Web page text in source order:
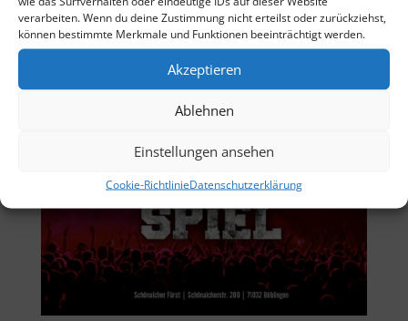
verarbeiten. Wenn du deine Zustimmung nicht erteilst oder zurückziehst,
können bestimmte Merkmale und Funktionen beeinträchtigt werden.
Akzeptieren
Ablehnen
Einstellungen ansehen
Cookie-RichtlinieDatenschutzerklärung